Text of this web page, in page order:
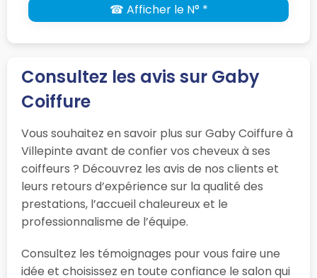
☎ Afficher le N° *
Consultez les avis sur Gaby
Coiffure
Vous souhaitez en savoir plus sur Gaby Coiffure à
Villepinte avant de confier vos cheveux à ses
coiffeurs ? Découvrez les avis de nos clients et
leurs retours d’expérience sur la qualité des
prestations, l’accueil chaleureux et le
professionnalisme de l’équipe.
Consultez les témoignages pour vous faire une
idée et choisissez en toute confiance le salon qui